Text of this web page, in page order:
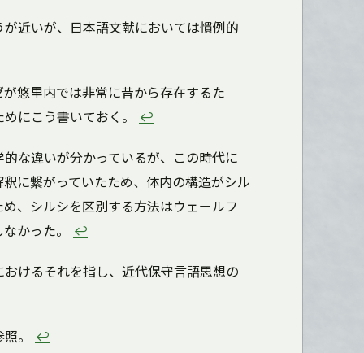
近いが、日本語文献においては慣例的
悠里内では非常に昔から存在するた
にこう書いておく。 ↩
な違いが分かっているが、この時代に
に繋がっていたため、体内の構造がシル
、シルシを区別する方法はウェールフ
かった。
↩
けるそれを指し、近代保守言語思想の
照。 ↩